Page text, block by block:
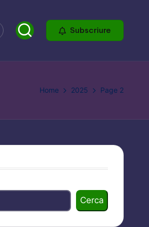
Subscriure
Home 2025 Page 2
Cerca